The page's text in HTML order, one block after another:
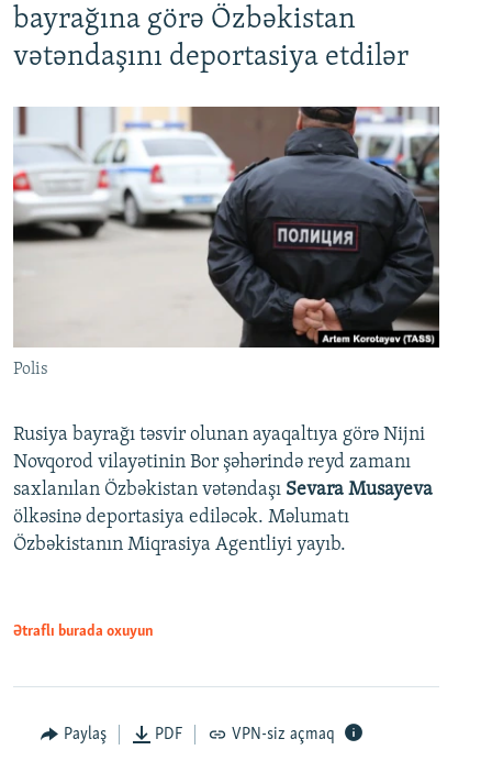
bayrağına görə Özbəkistan
vətəndaşını deportasiya etdilər
Polis
Rusiya bayrağı təsvir olunan ayaqaltıya görə Nijni
Novqorod vilayətinin Bor şəhərində reyd zamanı
saxlanılan Özbəkistan vətəndaşı Sevara Musayeva
ölkəsinə deportasiya ediləcək. Məlumatı
Özbəkistanın Miqrasiya Agentliyi yayıb.
Ətraflı burada oxuyun
Paylaş PDF VPN-siz açmaq